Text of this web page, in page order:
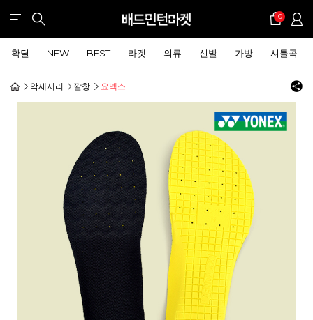
0
확딜 NEW BEST 라켓 의류 신발 가방 셔틀콕
악세서리 깔창 요넥스